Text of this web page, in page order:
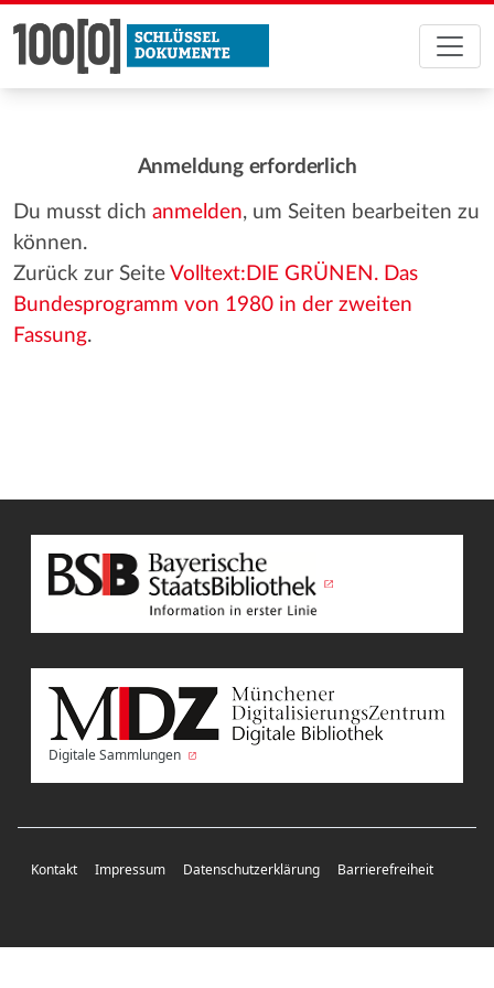
Anmeldung erforderlich
Du musst dich anmelden, um Seiten bearbeiten zu
können.
Zurück zur Seite Volltext:DIE GRÜNEN. Das
Bundesprogramm von 1980 in der zweiten
Fassung.
Digitale Sammlungen
Kontakt Impressum Datenschutzerklärung Barrierefreiheit